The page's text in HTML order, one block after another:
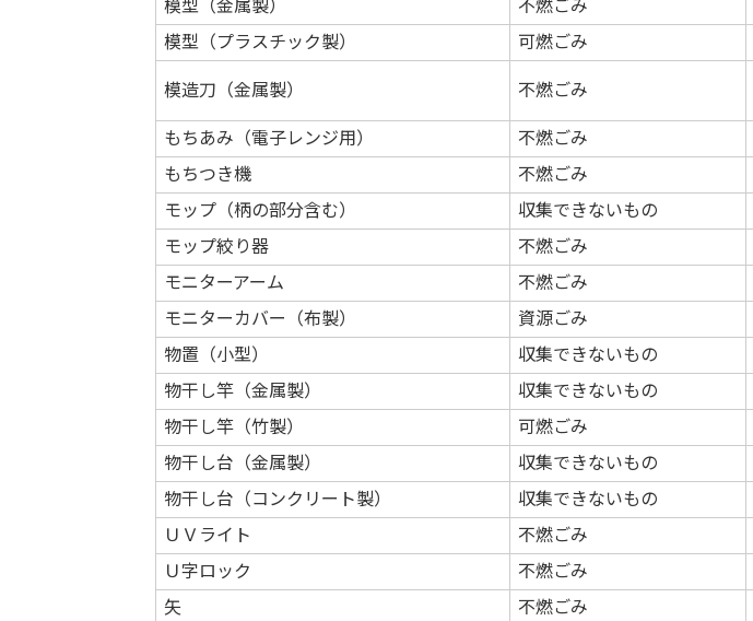
模型（金属製）
不燃ごみ
模型（プラスチック製）
可燃ごみ
模造刀（金属製） 不燃ごみ
もちあみ（電子レンジ用）
不燃ごみ
もちつき機
不燃ごみ
モップ（柄の部分含む）
収集できないもの
モップ絞り器
不燃ごみ
モニターアーム
不燃ごみ
モニターカバー（布製）
資源ごみ
物置（小型）
収集できないもの
物干し竿（金属製）
収集できないもの
物干し竿（竹製）
可燃ごみ
物干し台（金属製）
収集できないもの
物干し台（コンクリート製）
収集できないもの
ＵＶライト
不燃ごみ
Ｕ字ロック
不燃ごみ
矢
不燃ごみ